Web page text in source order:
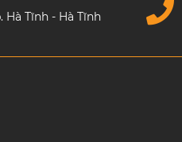
Hà Tĩnh - Hà Tĩnh